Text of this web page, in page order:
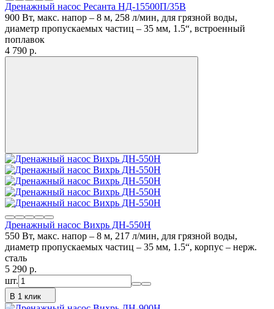
Дренажный насос Ресанта НД-15500П/35B
900 Вт, макс. напор – 8 м, 258 л/мин, для грязной воды,
диаметр пропускаемых частиц – 35 мм, 1.5“, встроенный
поплавок
4 790 p.
Дренажный насос Вихрь ДН-550Н
550 Вт, макс. напор – 8 м, 217 л/мин, для грязной воды,
диаметр пропускаемых частиц – 35 мм, 1.5“, корпус – нерж.
сталь
5 290 p.
шт.
В 1 клик